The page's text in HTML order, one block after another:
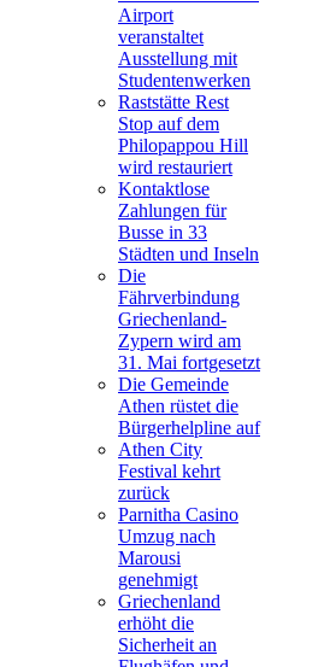
Airport
veranstaltet
Ausstellung mit
Studentenwerken
Raststätte Rest
Stop auf dem
Philopappou Hill
wird restauriert
Kontaktlose
Zahlungen für
Busse in 33
Städten und Inseln
Die
Fährverbindung
Griechenland-
Zypern wird am
31. Mai fortgesetzt
Die Gemeinde
Athen rüstet die
Bürgerhelpline auf
Athen City
Festival kehrt
zurück
Parnitha Casino
Umzug nach
Marousi
genehmigt
Griechenland
erhöht die
Sicherheit an